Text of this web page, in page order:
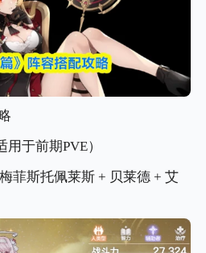
于前期PVE）
菲斯托佩莱斯 + 贝莱德 + 艾